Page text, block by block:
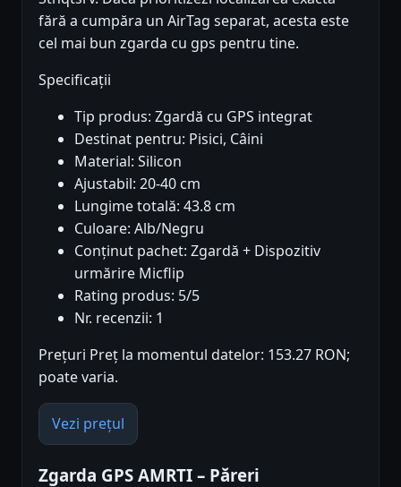
fără a cumpăra un AirTag separat, acesta este
cel mai bun zgarda cu gps pentru tine.
Specificații
Tip produs: Zgardă cu GPS integrat
Destinat pentru: Pisici, Câini
Material: Silicon
Ajustabil: 20-40 cm
Lungime totală: 43.8 cm
Culoare: Alb/Negru
Conținut pachet: Zgardă + Dispozitiv
urmărire Micflip
Rating produs: 5/5
Nr. recenzii: 1
Prețuri Preț la momentul datelor: 153.27 RON;
poate varia.
Vezi prețul
Zgarda GPS AMRTI – Păreri